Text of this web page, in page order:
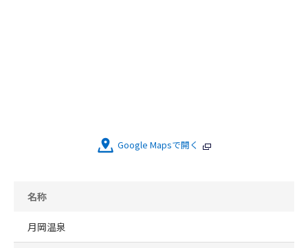
Google Mapsで開く
名称
月岡温泉